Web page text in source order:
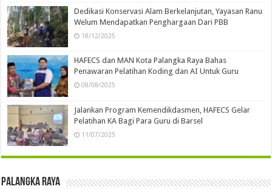
Dedikasi Konservasi Alam Berkelanjutan, Yayasan Ranu
Welum Mendapatkan Penghargaan Dari PBB
18/12/2025
HAFECS dan MAN Kota Palangka Raya Bahas
Penawaran Pelatihan Koding dan AI Untuk Guru
08/08/2025
Jalankan Program Kemendikdasmen, HAFECS Gelar
Pelatihan KA Bagi Para Guru di Barsel
11/07/2025
Palangka Raya